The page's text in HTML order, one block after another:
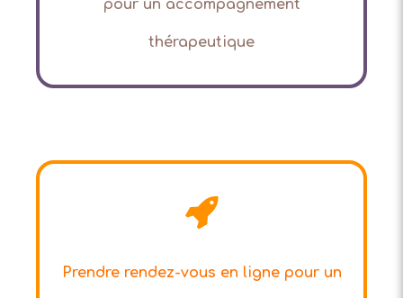
pour un accompagnement
thérapeutique
Prendre rendez-vous en ligne pour un